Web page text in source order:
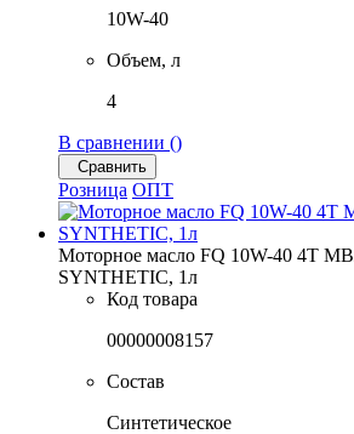
10W-40
Объем, л
4
В сравнении ()
Сравнить
Розница ОПТ
Моторное масло FQ 10W-40 4T
SYNTHETIC, 1л
Код товара
00000008157
Состав
Синтетическое